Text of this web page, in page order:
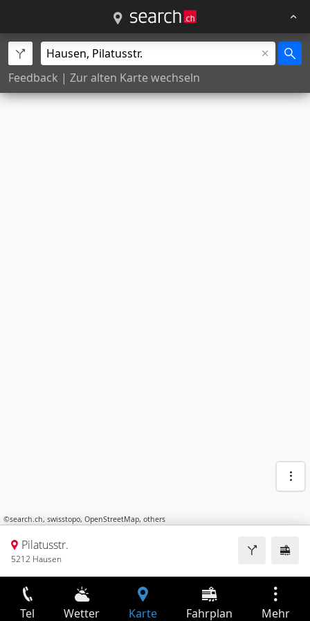
Feedback | Zur alten Karte wechseln
©search.ch, swisstopo, OpenStreetMap, others
Pilatusstr.
5212 Hausen
Tel Wetter Karte Fahrplan Mehr